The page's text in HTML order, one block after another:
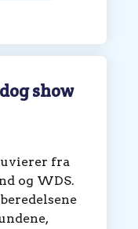
show
fra
og WDS.